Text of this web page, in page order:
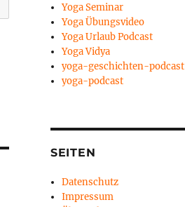
Yoga Seminar
Yoga Übungsvideo
Yoga Urlaub Podcast
Yoga Vidya
yoga-geschichten-podcast
yoga-podcast
SEITEN
Datenschutz
Impressum